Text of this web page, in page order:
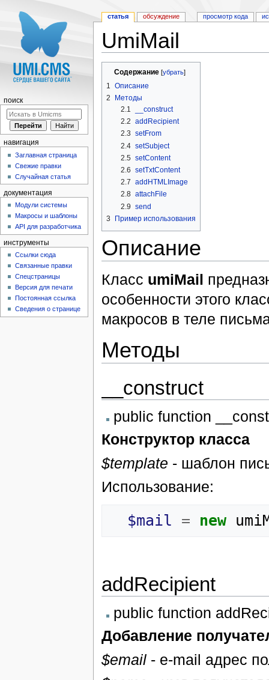
UmiMail
Содержание [убрать]
1
Описание
2
Методы
2.1
__construct
2.2 addRecipient
2.3 setFrom
2.4 setSubject
2.5 setContent
2.6 setTxtContent
2.7 addHTMLImage
2.8 attachFile
2.9 send
3
Пример использования
Описание
Класс umiMail
особенности этого
макросов в теле
Методы
__construct
public function
Конструктор класса
$template - шаблон
Использование:
$mail = new
addRecipient
public function
Добавление
$email- e-mail адрес
статья обсуждение просмотр кода
поиск
навигация
Заглавная страница
Свежие правки
Случайная статья
документация
Модули системы
Макросы и шаблоны
API для разработчика
инструменты
Ссылки сюда
Связанные правки
Спецстраницы
Версия для печати
Постоянная ссылка
Сведения о странице